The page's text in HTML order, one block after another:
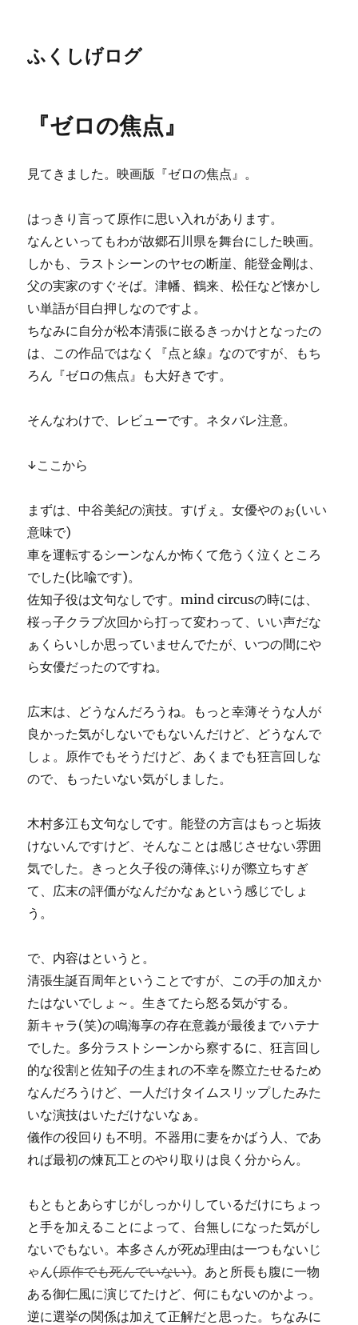
ふくしげログ
『ゼロの焦点』
見てきました。映画版『ゼロの焦点』。
はっきり言って原作に思い入れがあります。
なんといってもわが故郷石川県を舞台にした映画。
しかも、ラストシーンのヤセの断崖、能登金剛は、
父の実家のすぐそば。津幡、鶴来、松任など懐かし
い単語が目白押しなのですよ。
ちなみに自分が松本清張に嵌るきっかけとなったの
は、この作品ではなく『点と線』なのですが、もち
ろん『ゼロの焦点』も大好きです。
そんなわけで、レビューです。ネタバレ注意。
↓ここから
まずは、中谷美紀の演技。すげぇ。女優やのぉ(いい
意味で)
車を運転するシーンなんか怖くて危うく泣くところ
でした(比喩です)。
佐知子役は文句なしです。mind circusの時には、
桜っ子クラブ次回から打って変わって、いい声だな
ぁくらいしか思っていませんでたが、いつの間にや
ら女優だったのですね。
広末は、どうなんだろうね。もっと幸薄そうな人が
良かった気がしないでもないんだけど、どうなんで
しょ。原作でもそうだけど、あくまでも狂言回しな
ので、もったいない気がしました。
木村多江も文句なしです。能登の方言はもっと垢抜
けないんですけど、そんなことは感じさせない雰囲
気でした。きっと久子役の薄倖ぶりが際立ちすぎ
て、広末の評価がなんだかなぁという感じでしょ
う。
で、内容はというと。
清張生誕百周年ということですが、この手の加えか
たはないでしょ～。生きてたら怒る気がする。
新キャラ(笑)の鳴海享の存在意義が最後までハテナ
でした。多分ラストシーンから察するに、狂言回し
的な役割と佐知子の生まれの不幸を際立たせるため
なんだろうけど、一人だけタイムスリップしたみた
いな演技はいただけないなぁ。
儀作の役回りも不明。不器用に妻をかばう人、であ
れば最初の煉瓦工とのやり取りは良く分からん。
もともとあらすじがしっかりしているだけにちょっ
と手を加えることによって、台無しになった気がし
ないでもない。本多さんが死ぬ理由は一つもないじ
ゃん(原作でも死んでいない)。あと所長も腹に一物
ある御仁風に演じてたけど、何にもないのかよっ。
逆に選挙の関係は加えて正解だと思った。ちなみに